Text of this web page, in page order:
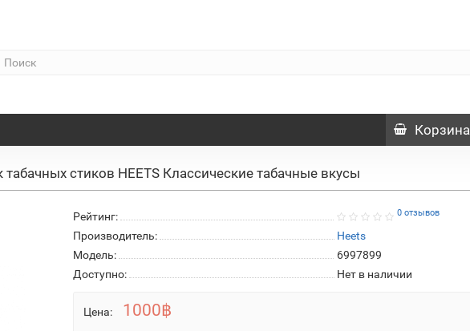
Корзина
табачных стиков HEETS Классические табачные вкусы
Рейтинг: 0 отзывов
Производитель:
Heets
Модель:
6997899
Доступно:
Нет в наличии
Цена: 1000฿